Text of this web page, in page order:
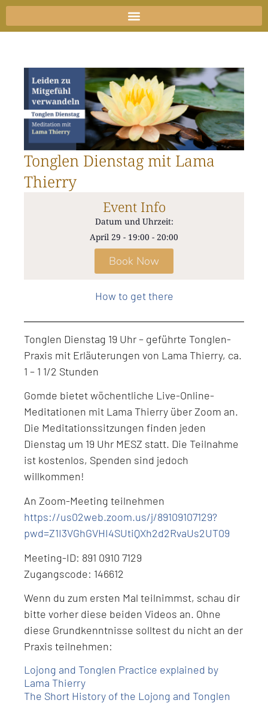
Zum
Inhalt
Tonglen Dienstag mit Lama
Thierry
Event Info
Datum und Uhrzeit:
April 29 - 19:00 - 20:00
Book Now
How to get there
Tonglen Dienstag 19 Uhr – geführte Tonglen-
Praxis mit Erläuterungen von Lama Thierry, ca.
1 – 1 1/2 Stunden
Gomde bietet wöchentliche Live-Online-
Meditationen mit Lama Thierry über Zoom an.
Die Meditationssitzungen finden jeden
Dienstag um 19 Uhr MESZ statt. Die Teilnahme
ist kostenlos, Spenden sind jedoch
willkommen!
An Zoom-Meeting teilnehmen
https://us02web.zoom.us/j/89109107129?
pwd=Z1I3VGhGVHI4SUtiQXh2d2RvaUs2UT09
Meeting-ID: 891 0910 7129
Zugangscode: 146612
Wenn du zum ersten Mal teilnimmst, schau dir
bitte vorher diese beiden Videos an. Ohne
diese Grundkenntnisse solltest du nicht an der
Praxis teilnehmen:
Lojong and Tonglen Practice explained by
Lama Thierry
The Short History of the Lojong and Tonglen